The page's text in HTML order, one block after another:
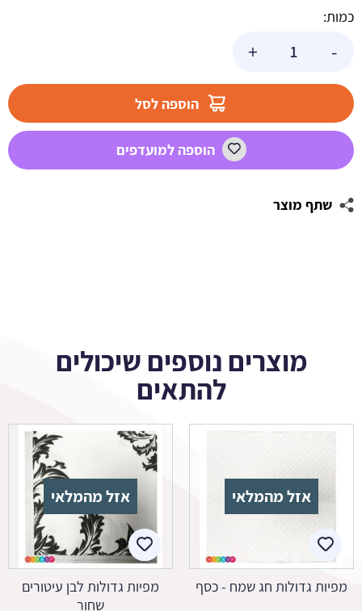
כמות:
-
שחור
+
הוספה לסל
הוספה למועדפים
שתף מוצר
מוצרים נוספים שיכולים
להתאים
אזל מהמלאי
מפיות גדולות חג שמח - כסף
אזל מהמלאי
מפיות גדולות לבן עיטורים
שחור